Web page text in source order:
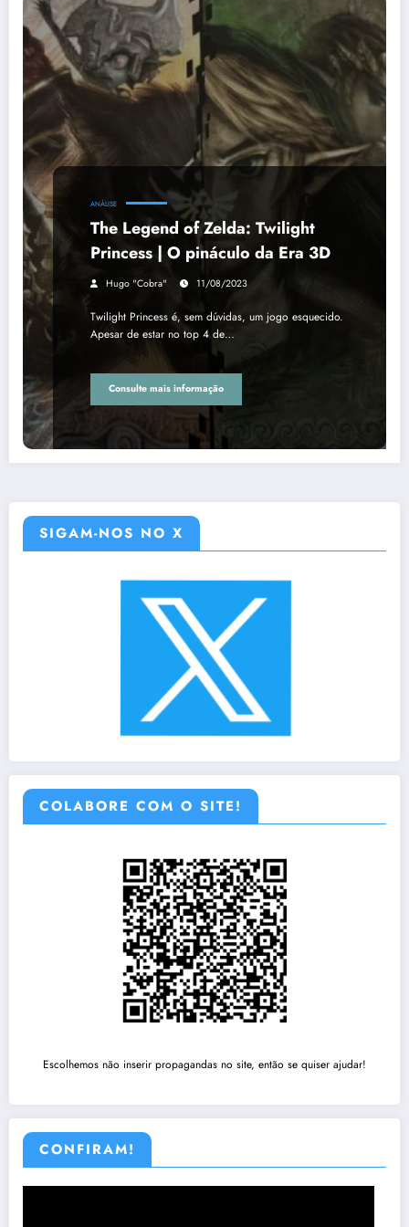
ANÁLISE
The Legend of Zelda: Twilight
Princess | O pináculo da Era 3D
Hugo "Cobra" 11/08/2023
Twilight Princess é, sem dúvidas, um jogo esquecido.
Apesar de estar no top 4 de…
Consulte mais informação
SIGAM-NOS NO X
COLABORE COM O SITE!
Escolhemos não inserir propagandas no site, então se quiser ajudar!
CONFIRAM!